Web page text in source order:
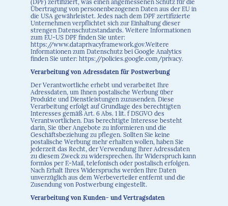
(DPF) zertifiziert, was einen angemessenen Schutz für die
Übertragung von personenbezogenen Daten aus der EU in
die USA gewährleistet. Jedes nach dem DPF zertifizierte
Unternehmen verpflichtet sich zur Einhaltung dieser
strengen Datenschutzstandards. Weitere Informationen
zum EU-US DPF finden Sie unter:
https://www.dataprivacyframework.gov.Weitere
Informationen zum Datenschutz bei Google Analytics
finden Sie unter: https://policies.google.com/privacy.
Verarbeitung von Adressdaten für Postwerbung
Der Verantwortliche erhebt und verarbeitet Ihre
Adressdaten, um Ihnen postalische Werbung über
Produkte und Dienstleistungen zuzusenden. Diese
Verarbeitung erfolgt auf Grundlage des berechtigten
Interesses gemäß Art. 6 Abs. 1 lit. f DSGVO des
Verantwortlichen. Das berechtigte Interesse besteht
darin, Sie über Angebote zu informieren und die
Geschäftsbeziehung zu pflegen. Sollten Sie keine
postalische Werbung mehr erhalten wollen, haben Sie
jederzeit das Recht, der Verwendung Ihrer Adressdaten
zu diesem Zweck zu widersprechen. Ihr Widerspruch kann
formlos per E-Mail, telefonisch oder postalisch erfolgen.
Nach Erhalt Ihres Widerspruchs werden Ihre Daten
unverzüglich aus dem Werbeverteiler entfernt und die
Zusendung von Postwerbung eingestellt.
Verarbeitung von Kunden- und Vertragsdaten